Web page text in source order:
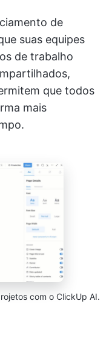
de
suas equipes
de trabalho
que todos
mais
com o ClickUp AI.